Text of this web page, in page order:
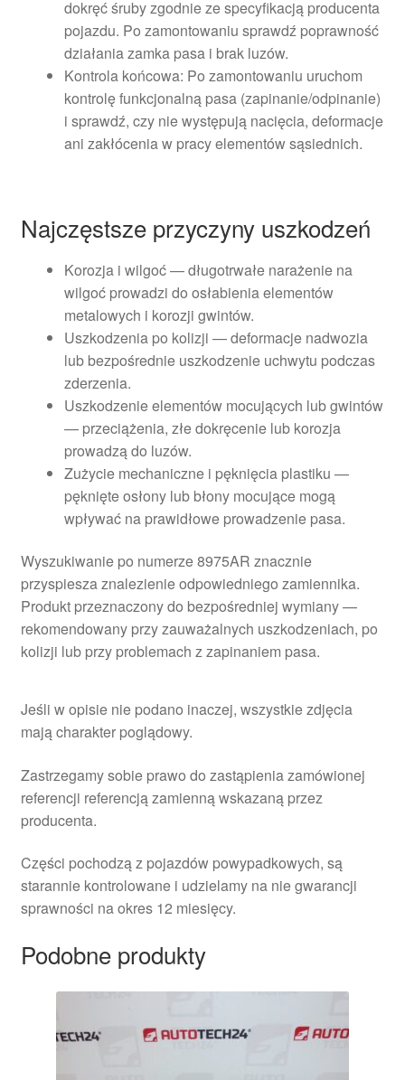
dokręć śruby zgodnie ze specyfikacją producenta
pojazdu. Po zamontowaniu sprawdź poprawność
działania zamka pasa i brak luzów.
Kontrola końcowa: Po zamontowaniu uruchom
kontrolę funkcjonalną pasa (zapinanie/odpinanie)
i sprawdź, czy nie występują nacięcia, deformacje
ani zakłócenia w pracy elementów sąsiednich.
Najczęstsze przyczyny uszkodzeń
Korozja i wilgoć — długotrwałe narażenie na
wilgoć prowadzi do osłabienia elementów
metalowych i korozji gwintów.
Uszkodzenia po kolizji — deformacje nadwozia
lub bezpośrednie uszkodzenie uchwytu podczas
zderzenia.
Uszkodzenie elementów mocujących lub gwintów
— przeciążenia, złe dokręcenie lub korozja
prowadzą do luzów.
Zużycie mechaniczne i pęknięcia plastiku —
pęknięte osłony lub błony mocujące mogą
wpływać na prawidłowe prowadzenie pasa.
Wyszukiwanie po numerze 8975AR znacznie
przyspiesza znalezienie odpowiedniego zamiennika.
Produkt przeznaczony do bezpośredniej wymiany —
rekomendowany przy zauważalnych uszkodzeniach, po
kolizji lub przy problemach z zapinaniem pasa.
Jeśli w opisie nie podano inaczej, wszystkie zdjęcia
mają charakter poglądowy.
Zastrzegamy sobie prawo do zastąpienia zamówionej
referencji referencją zamienną wskazaną przez
producenta.
Części pochodzą z pojazdów powypadkowych, są
starannie kontrolowane i udzielamy na nie gwarancji
sprawności na okres 12 miesięcy.
Podobne produkty